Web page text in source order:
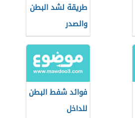
طريقة لشد البطن
والصدر
فوائد شفط البطن
للداخل